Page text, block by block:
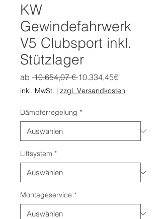
KW
Gewindefahrwerk
V5 Clubsport inkl.
Stützlager
ab 10.654,07 € Standardpreis
10.334,45€Sale-
inkl. MwSt. | zzgl. Versandkosten
Dämpferregelung *
Liftsystem *
Montageservice *